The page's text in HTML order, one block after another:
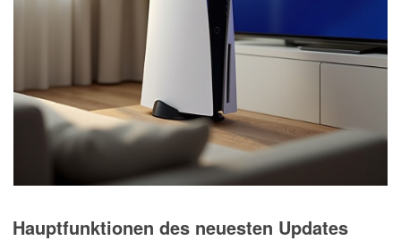
Hauptfunktionen des neuesten Updates